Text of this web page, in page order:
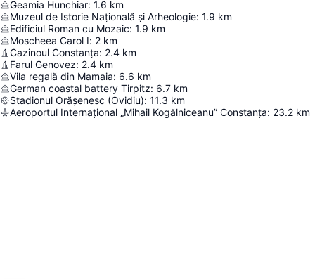
Geamia Hunchiar: 1.6 km
Muzeul de Istorie Națională și Arheologie: 1.9 km
Edificiul Roman cu Mozaic: 1.9 km
Moscheea Carol I: 2 km
Cazinoul Constanța: 2.4 km
Farul Genovez: 2.4 km
Vila regală din Mamaia: 6.6 km
German coastal battery Tirpitz: 6.7 km
Stadionul Orășenesc (Ovidiu): 11.3 km
Aeroportul Internațional „Mihail Kogălniceanu” Constanța: 23.2 km